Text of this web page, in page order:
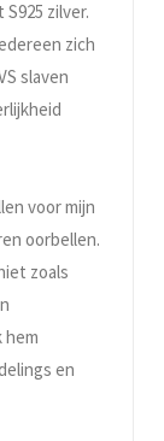
zilver.
zich
slaven
voor mijn
oorbellen.
zoals
hem
en